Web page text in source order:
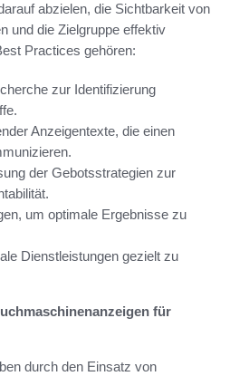
abzielen, die Sichtbarkeit von
und die Zielgruppe effektiv
Practices gehören:
zur Identifizierung
Anzeigentexte, die einen
der Gebotsstrategien zur
um optimale Ergebnisse zu
Dienstleistungen gezielt zu
für
durch den Einsatz von